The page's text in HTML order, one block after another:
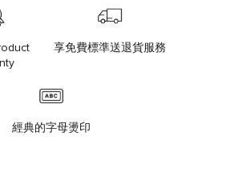
享免費標準送退貨服務
經典的字母燙印